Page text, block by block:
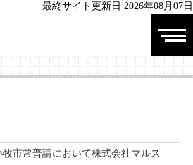
最終サイト更新日 2026年08月07日
牧市常普請において株式会社マルス